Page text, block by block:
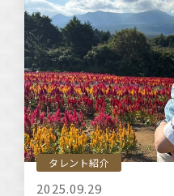
タレント紹介
2025.09.29